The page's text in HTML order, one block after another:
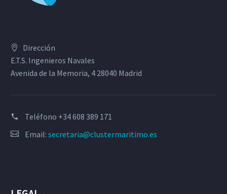
Dirección
E.T.S. Ingenieros Navales
Avenida de la Memoria, 4 28040 Madrid
Teléfono +34 608 389 171
Email: secretaria@clustermaritimo.es